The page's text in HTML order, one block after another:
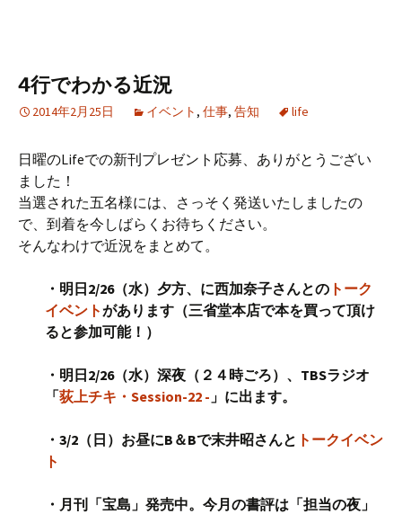
4行でわかる近況
2014年2月25日 イベント , 仕事, 告知 life
日曜のLifeでの新刊プレゼント応募、ありがとうござい
ました！
当選された五名様には、さっそく発送いたしましたの
で、到着を今しばらくお待ちください。
そんなわけで近況をまとめて。
・明日2/26（水）夕方、に西加奈子さんとの トーク
イベントがあります（三省堂本店で本を買って頂け
ると参加可能！）
・明日2/26（水）深夜（２４時ごろ）、TBSラジオ
「荻上チキ・Session-22 - 」に出ます。
・3/2（日）お昼にB＆Bで末井昭さんと トークイベン
ト
・月刊「宝島」発売中。今月の書評は「担当の夜」